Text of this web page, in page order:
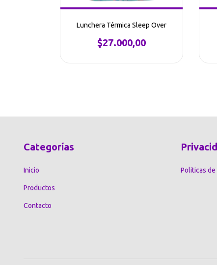
Lunchera Térmica Sleep Over
$27.000,00
Categorías
Inicio
Productos
Contacto
Politicas de